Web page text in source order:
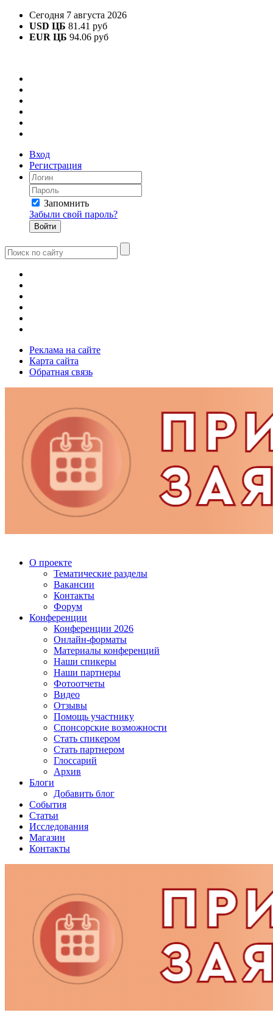
Сегодня 7 августа 2026
USD ЦБ 81.41 руб
EUR ЦБ 94.06 руб
Вход
Регистрация
Запомнить
Забыли свой пароль?
Реклама на сайте
Карта сайта
Обратная связь
О проекте
Тематические разделы
Вакансии
Контакты
Форум
Конференции
Конференции 2026
Онлайн-форматы
Материалы конференций
Наши спикеры
Наши партнеры
Фотоотчеты
Видео
Отзывы
Помощь участнику
Спонсорские возможности
Стать спикером
Стать партнером
Глоссарий
Архив
Блоги
Добавить блог
События
Статьи
Исследования
Магазин
Контакты